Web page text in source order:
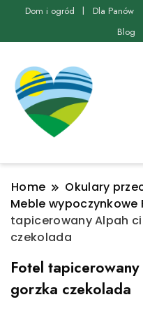
Dom i ogród Dla Panów
Blog
Home Okulary
Meble wypoczynkowe
tapicerowany Alpah
czekolada
Fotel
gorzka czekolada